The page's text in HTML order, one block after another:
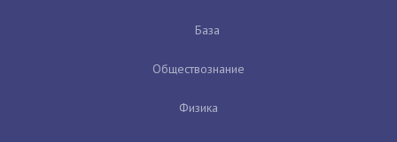
База
Обществознание
Физика